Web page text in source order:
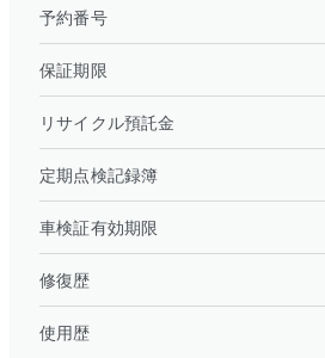
予約番号
保証期限
リサイクル預託金
定期点検記録簿
車検証有効期限
修復歴
使用歴